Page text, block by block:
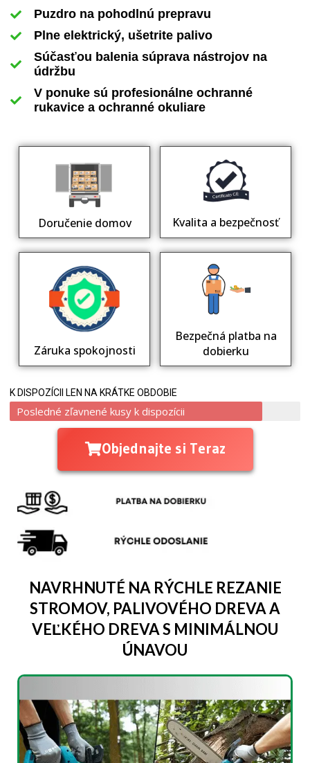
Puzdro na pohodlnú prepravu
Plne elektrický, ušetrite palivo
Súčasťou balenia súprava nástrojov na
údržbu
V ponuke sú profesionálne ochranné
rukavice a ochranné okuliare
Doručenie domov Kvalita a bezpečnosť
Záruka spokojnosti
Bezpečná platba na
dobierku
K DISPOZÍCII LEN NA KRÁTKE OBDOBIE
Posledné zľavnené kusy k dispozícii
Objednajte si Teraz
NAVRHNUTÉ NA RÝCHLE REZANIE
STROMOV, PALIVOVÉHO DREVA A
VEĽKÉHO DREVA S MINIMÁLNOU
ÚNAVOU